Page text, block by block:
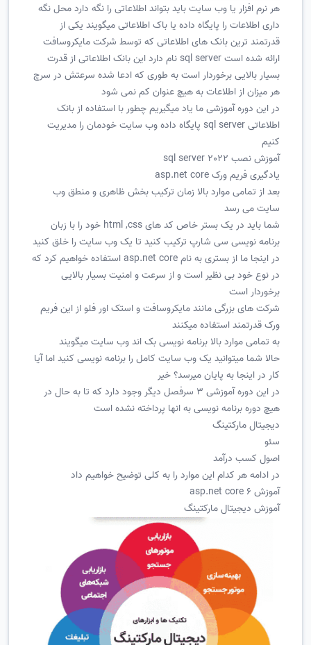
هر نرم افزار یا وب سایت باید بتواند اطلاعاتی را نگه دارد محل نگه
داری اطلاعات را پایگاه داده یا باک اطلاعاتی میگویند یکی از
قدرتمند ترین بانک های اطلاعاتی که توسط شرکت مایکروسافت
ارائه شده است sql server نام دارد این بانک اطلاعاتی از قدرت
بسیار بالایی برخوردار است به طوری که ادعا شده سرعتش در سرچ
هر میزان از اطلاعات به هیچ عنوان کم نمی شود
در این دوره آموزشی ما یاد میگیریم چطور با استفاده از بانک
اطلاعاتی sql server پایگاه داده وب سایت خودمان را مدیریت
کنیم
آموزش نصب sql server 2022
یادگیری فریم ورک asp.net core
بعد از تمامی موارد بالا زمان ترکیب بخش ظاهری و منطق وب
سایت می رسد
شما باید در یک بستر خاص کد های html ,css خود را با زبان
برنامه نویسی سی شارپ ترکیب کنید تا یک وب سایت را خلق کنید
در اینجا ما از بستری به نام asp.net core استفاده خواهیم کرد که
در نوع خود بی نظیر است و از سرعت و امنیت بسیار بالایی
برخوردار است
شرکت های بزرگی مانند مایکروسافت و استک اور فلو از این فریم
ورک قدرتمند استفاده میکنند
به تمامی موارد بالا برنامه نویسی بک اند وب سایت میگویند
حالا شما میتوانید یک وب سایت کامل را برنامه نویسی کنید اما آیا
کار در اینجا به پایان میرسد؟ خیر
در این دوره آموزشی 3 سرفصل دیگر وجود دارد که تا به حال در
هیچ دوره برنامه نویسی به انها پرداخته نشده است
دیجیتال مارکتینگ
سئو
اصول کسب درآمد
در ادامه هر کدام این موارد را به کلی توضیح خواهیم داد
آموزش asp.net core 6
آموزش دیجیتال مارکتینگ